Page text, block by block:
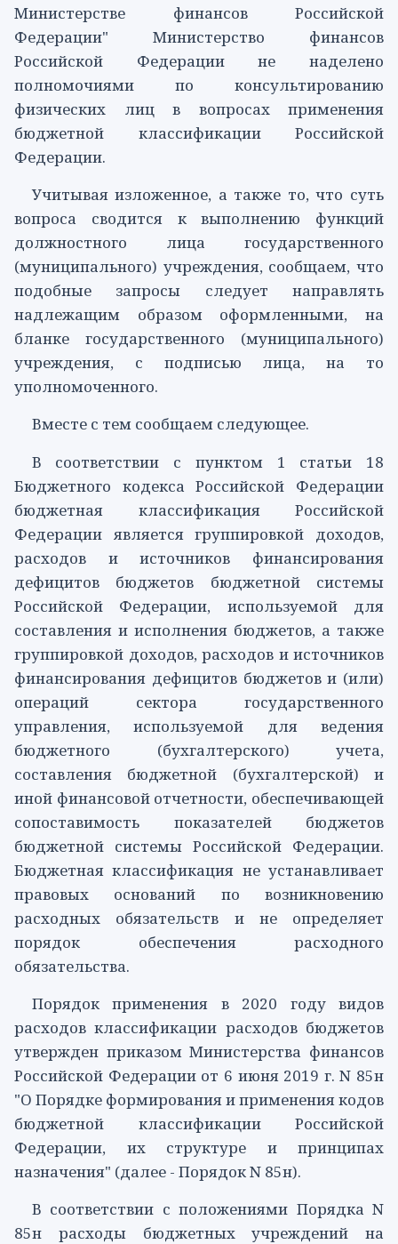
Министерстве финансов Российской
Федерации" Министерство финансов
Российской Федерации не наделено
полномочиями по консультированию
физических лиц в вопросах применения
бюджетной классификации Российской
Федерации.
Учитывая изложенное, а также то, что суть
вопроса сводится к выполнению функций
должностного лица государственного
(муниципального) учреждения, сообщаем, что
подобные запросы следует направлять
надлежащим образом оформленными, на
бланке государственного (муниципального)
учреждения, с подписью лица, на то
уполномоченного.
Вместе с тем сообщаем следующее.
В соответствии с пунктом 1 статьи 18
Бюджетного кодекса Российской Федерации
бюджетная классификация Российской
Федерации является группировкой доходов,
расходов и источников финансирования
дефицитов бюджетов бюджетной системы
Российской Федерации, используемой для
составления и исполнения бюджетов, а также
группировкой доходов, расходов и источников
финансирования дефицитов бюджетов и (или)
операций сектора государственного
управления, используемой для ведения
бюджетного (бухгалтерского) учета,
составления бюджетной (бухгалтерской) и
иной финансовой отчетности, обеспечивающей
сопоставимость показателей бюджетов
бюджетной системы Российской Федерации.
Бюджетная классификация не устанавливает
правовых оснований по возникновению
расходных обязательств и не определяет
порядок обеспечения расходного
обязательства.
Порядок применения в 2020 году видов
расходов классификации расходов бюджетов
утвержден приказомМинистерства финансов
Российской Федерации от 6 июня 2019 г. N 85н
"О Порядке формирования и применения кодов
бюджетной классификации Российской
Федерации, их структуре и принципах
назначения" (далее - Порядок N 85н).
В соответствии с положениями Порядка N
85н расходы бюджетных учреждений на